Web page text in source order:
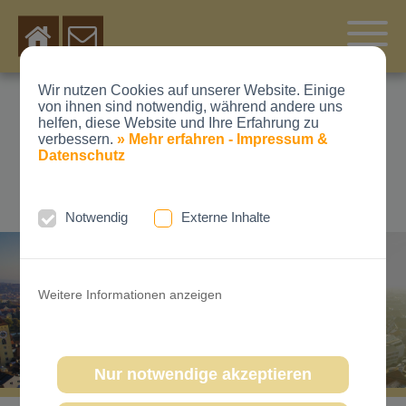
DR. MED. DENT.
MICHAEL SCHUBERT
Wir nutzen Cookies auf unserer Website. Einige
von ihnen sind notwendig, während andere uns
helfen, diese Website und Ihre Erfahrung zu
verbessern.» Mehr erfahren - Impressum &
Datenschutz
Notwendig Externe Inhalte
Weitere Informationen anzeigen
Nur notwendige akzeptieren